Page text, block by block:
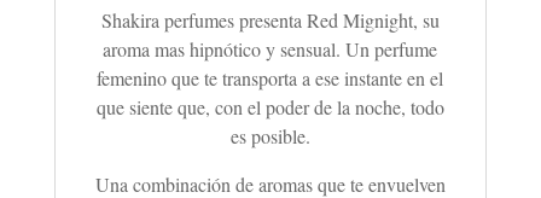
Shakira perfumes presenta Red Mignight, su
aroma mas hipnótico y sensual. Un perfume
femenino que te transporta a ese instante en el
que siente que, con el poder de la noche, todo
es posible.
Una combinación de aromas que te envuelven